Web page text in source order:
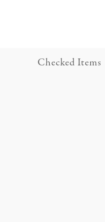
Checked Items